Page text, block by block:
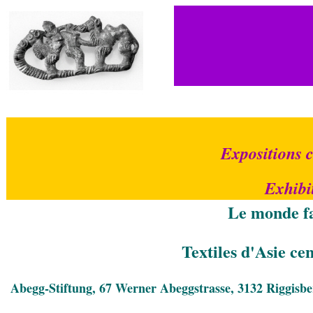
Expositions
Le monde
Textiles d'Asie
Abegg-Stiftung, 67 Werner Abeggstrasse, 3132